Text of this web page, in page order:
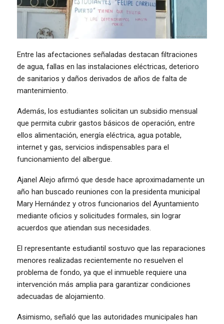
Entre las afectaciones señaladas destacan filtraciones
de agua, fallas en las instalaciones eléctricas, deterioro
de sanitarios y daños derivados de años de falta de
mantenimiento.
Además, los estudiantes solicitan un subsidio mensual
que permita cubrir gastos básicos de operación, entre
ellos alimentación, energía eléctrica, agua potable,
internet y gas, servicios indispensables para el
funcionamiento del albergue.
Ajanel Alejo afirmó que desde hace aproximadamente un
año han buscado reuniones con la presidenta municipal
Mary Hernández y otros funcionarios del Ayuntamiento
mediante oficios y solicitudes formales, sin lograr
acuerdos que atiendan sus necesidades.
El representante estudiantil sostuvo que las reparaciones
menores realizadas recientemente no resuelven el
problema de fondo, ya que el inmueble requiere una
intervención más amplia para garantizar condiciones
adecuadas de alojamiento.
Asimismo, señaló que las autoridades municipales han